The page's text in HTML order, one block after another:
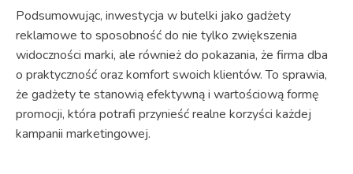
Podsumowując, inwestycja w butelki jako gadżety
reklamowe to sposobność do nie tylko zwiększenia
widoczności marki, ale również do pokazania, że firma dba
o praktyczność oraz komfort swoich klientów. To sprawia,
że gadżety te stanowią efektywną i wartościową formę
promocji, która potrafi przynieść realne korzyści każdej
kampanii marketingowej.